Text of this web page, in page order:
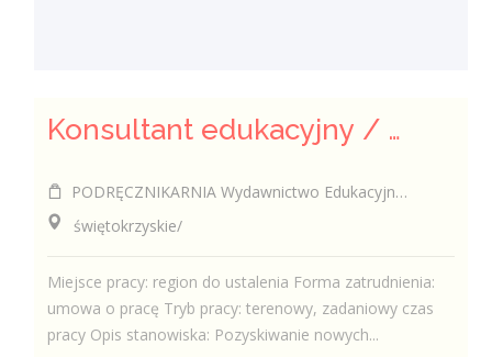
Konsultant edukacyjny / Konsultantka edukacyjna
PODRĘCZNIKARNIA Wydawnictwo Edukacyjne Sp. z o.o.
świętokrzyskie/
Miejsce pracy: region do ustalenia Forma zatrudnienia:
umowa o pracę Tryb pracy: terenowy, zadaniowy czas
pracy Opis stanowiska: Pozyskiwanie nowych...